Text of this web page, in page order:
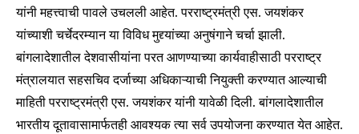
यांनी महत्त्वाची पावले उचलली आहेत. परराष्ट्रमंत्री एस. जयशंकर
यांच्याशी चर्चेदरम्यान या विविध मुद्द्यांच्या अनुषंगाने चर्चा झाली.
बांगलादेशातील देशवासीयांना परत आणण्याच्या कार्यवाहीसाठी परराष्ट्र
मंत्रालयात सहसचिव दर्जाच्या अधिकाऱ्याची नियुक्ती करण्यात आल्याची
माहिती परराष्ट्रमंत्री एस. जयशंकर यांनी यावेळी दिली. बांगलादेशातील
भारतीय दूतावासामार्फतही आवश्यक त्या सर्व उपयोजना करण्यात येत आहेत.